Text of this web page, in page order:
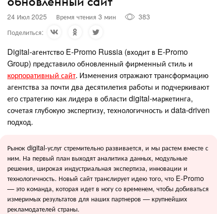
24 Июл 2025 Время чтения 3 мин
383
Поделиться:
Digital-агентство E-Promo Russia (входит в E-Promo
Group) представило обновленный фирменный стиль и
корпоративный сайт. Изменения отражают трансформацию
агентства за почти два десятилетия работы и подчеркивают
его стратегию как лидера в области digital-маркетинга,
сочетая глубокую экспертизу, технологичность и data-driven
подход.
Рынок digital-услуг стремительно развивается, и мы растем вместе с
ним. На первый план выходят аналитика данных, модульные
решения, широкая индустриальная экспертиза, инновации и
технологичность. Новый сайт транслирует идею того, что E-Promo
— это команда, которая идет в ногу со временем, чтобы добиваться
измеримых результатов для наших партнеров — крупнейших
рекламодателей страны.